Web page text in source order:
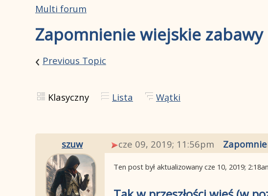
Multi forum
Zapomnienie wiejskie
‹ Previous Topic
Klasyczny Lista Wątki
szuw
cze 09, 2019; 11:56pm
Ten post był aktualizowanycze 10, 2019;